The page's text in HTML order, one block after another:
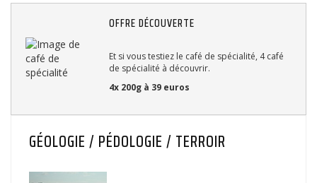
OFFRE DÉCOUVERTE
Et si vous testiez le café de spécialité, 4 café
de spécialité à découvrir.
4x 200g à 39 euros
GÉOLOGIE / PÉDOLOGIE / TERROIR